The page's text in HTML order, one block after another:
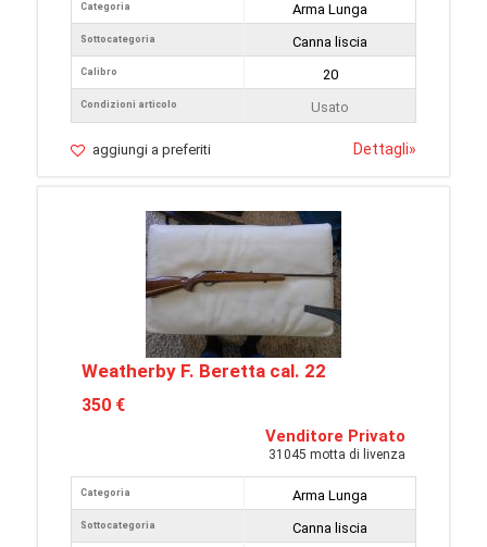
Categoria
Sottocategoria
Calibro
Condizioni articolo
Arma Lunga
Canna liscia
20
Usato
aggiungi a preferiti Dettagli»
Weatherby F. Beretta cal. 22
350 €
Venditore Privato
31045 motta di livenza
Categoria
Sottocategoria
Arma Lunga
Canna liscia